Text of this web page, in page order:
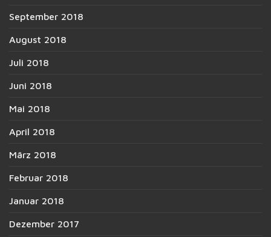
September 2018
August 2018
Juli 2018
Juni 2018
Mai 2018
April 2018
März 2018
Februar 2018
Januar 2018
Dezember 2017